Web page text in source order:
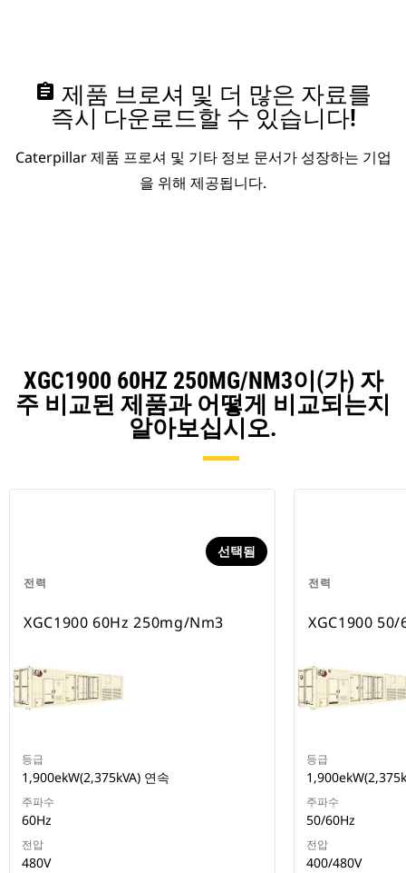
assignment 제품 브로셔 및 더 많은 자료를
즉시 다운로드할 수 있습니다!
Caterpillar 제품 프로셔 및 기타 정보 문서가 성장하는 기업
을 위해 제공됩니다.
XGC1900 60HZ 250MG/NM3이(가) 자
주 비교된 제품과 어떻게 비교되는지
알아보십시오.
전력
선택됨
XGC1900 60Hz 250mg/Nm3
등급
1,900ekW(2,375kVA) 연속
주파수
60Hz
전압
480V
전력
XGC1900 50/
등급
주파수
50/60Hz
전압
400/480V